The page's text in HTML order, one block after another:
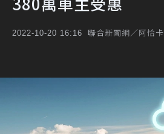
2022-10-20 16:16 聯合新聞網／阿恰卡